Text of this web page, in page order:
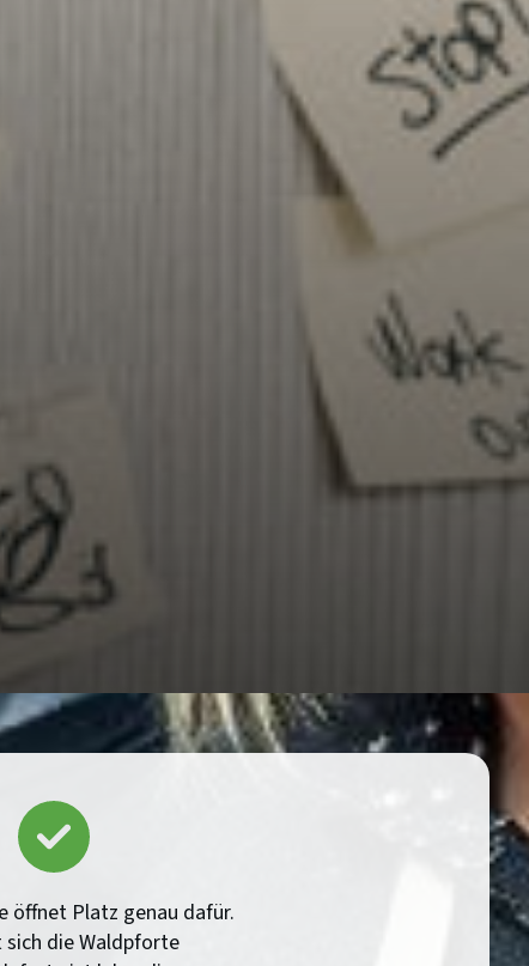
öffnet Platz genau dafür.
sich die Waldpforte